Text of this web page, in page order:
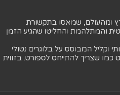
ומהעולם, שמאסו בתקשורת
והמתלהמת והחליטו שהגיע הזמן
וקליל המבוסס על בלוגרים נטולי
כמו שצריך להתייחס לספורט. בזווית